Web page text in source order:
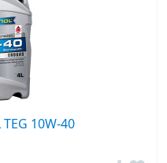
10W-40